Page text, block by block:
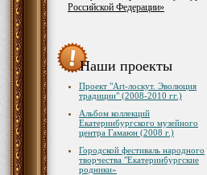
Российской Федерации»
Наши проекты
Проект "Art-лоскут. Эволюция
традиции" (2008-2010 гг.)
Альбом коллекций
Екатеринбургского музейного
центра Гамаюн (2008 г.)
Городской фестиваль народного
творчества "Екатеринбургские
родники»